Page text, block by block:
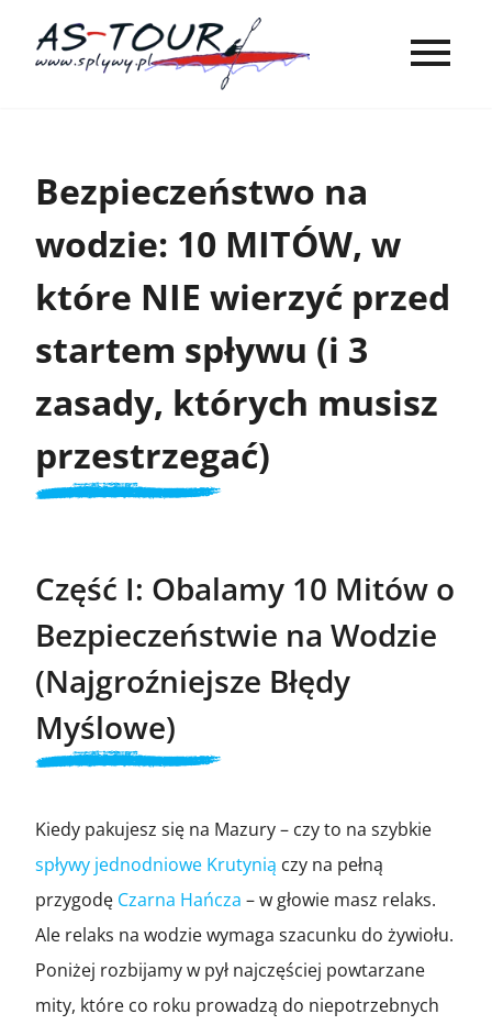
Bezpieczeństwo na
wodzie: 10 MITÓW, w
które NIE wierzyć przed
startem spływu (i 3
zasady, których musisz
przestrzegać)
Część I: Obalamy 10 Mitów o
Bezpieczeństwie na Wodzie
(Najgroźniejsze Błędy
Myślowe)
Kiedy pakujesz się na Mazury – czy to na szybkie
spływy jednodniowe Krutynią czy na pełną
przygodę Czarna Hańcza – w głowie masz relaks.
Ale relaks na wodzie wymaga szacunku do żywiołu.
Poniżej rozbijamy w pył najczęściej powtarzane
mity, które co roku prowadzą do niepotrzebnych